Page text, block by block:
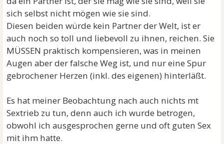
sich selbst nicht mögen wie sie sind.
Diesen beiden würde kein Partner der Welt, ist er
auch noch so toll und liebevoll zu ihnen, reichen. Sie
MÜSSEN praktisch kompensieren, was in meinen
Augen aber der falsche Weg ist, und nur eine Spur
gebrochener Herzen (inkl. des eigenen) hinterläßt.
Es hat meiner Beobachtung nach auch nichts mt
Sextrieb zu tun, denn auch ich wurde betrogen,
obwohl ich ausgesprochen gerne und oft guten Sex
mit ihm hatte.